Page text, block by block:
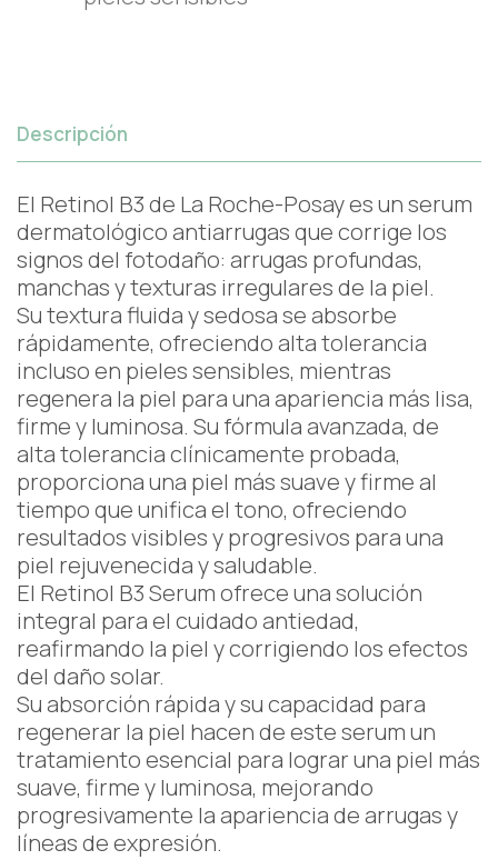
Descripción
El Retinol B3 de La Roche-Posay es un serum
dermatológico antiarrugas que corrige los
signos del fotodaño: arrugas profundas,
manchas y texturas irregulares de la piel.
Su textura fluida y sedosa se absorbe
rápidamente, ofreciendo alta tolerancia
incluso en pieles sensibles, mientras
regenera la piel para una apariencia más lisa,
firme y luminosa. Su fórmula avanzada, de
alta tolerancia clínicamente probada,
proporciona una piel más suave y firme al
tiempo que unifica el tono, ofreciendo
resultados visibles y progresivos para una
piel rejuvenecida y saludable.
El Retinol B3 Serum ofrece una solución
integral para el cuidado antiedad,
reafirmando la piel y corrigiendo los efectos
del daño solar.
Su absorción rápida y su capacidad para
regenerar la piel hacen de este serum un
tratamiento esencial para lograr una piel más
suave, firme y luminosa, mejorando
progresivamente la apariencia de arrugas y
líneas de expresión.